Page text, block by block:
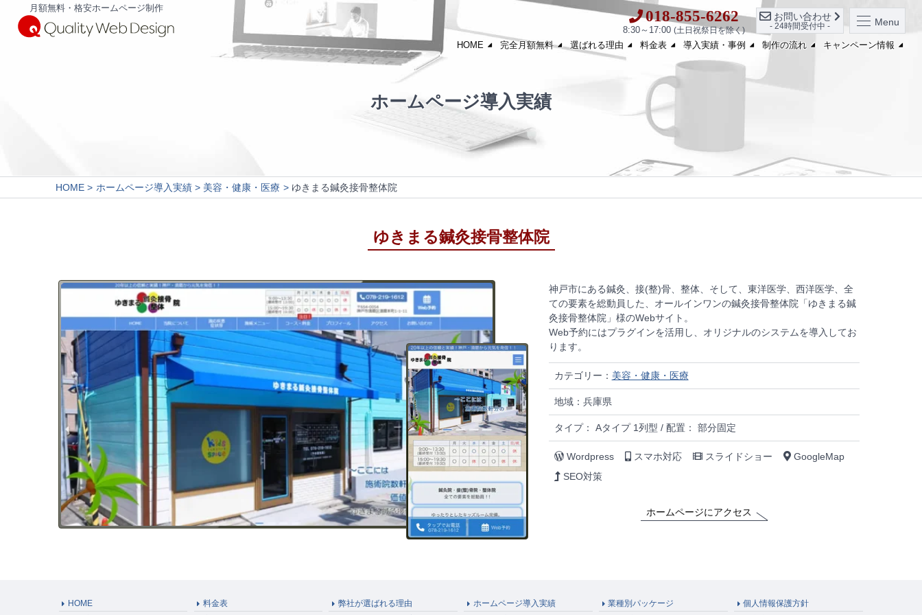
月額無料・格安ホームページ制作 018-855-6262
8:30～17:00 (土日祝祭日を除く)
お問い合わせ
- 24時間受付中 - Menu
ホームページ導入実績
HOME 完全月額無料 選ばれる理由 料金表 導入実績・事例 制作の流れ キャンペーン情報
HOME ホームページ導入実績 美容・健康・医療 ゆきまる鍼灸接骨整体院
ゆきまる鍼灸接骨整体院
神戸市にある鍼灸、接(整)骨、整体、そして、東洋医学、西洋医学、全
ての要素を総動員した、オールインワンの鍼灸接骨整体院「ゆきまる鍼
灸接骨整体院」様のWebサイト。
Web予約にはプラグインを活用し、オリジナルのシステムを導入してお
ります。
カテゴリー： 美容・健康・医療
地域：兵庫県
タイプ： Aタイプ 1列型 / 配置： 部分固定
Wordpress スマホ対応 スライドショー
GoogleMap
SEO対策
ホームページにアクセス
HOME
料金表
弊社が選ばれる理由
ホームページ導入実績
業種別パッケージ
個人情報保護方針